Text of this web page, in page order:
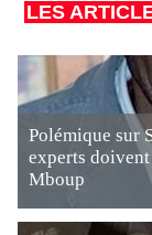
LES
Polémique sur
experts
Mboup